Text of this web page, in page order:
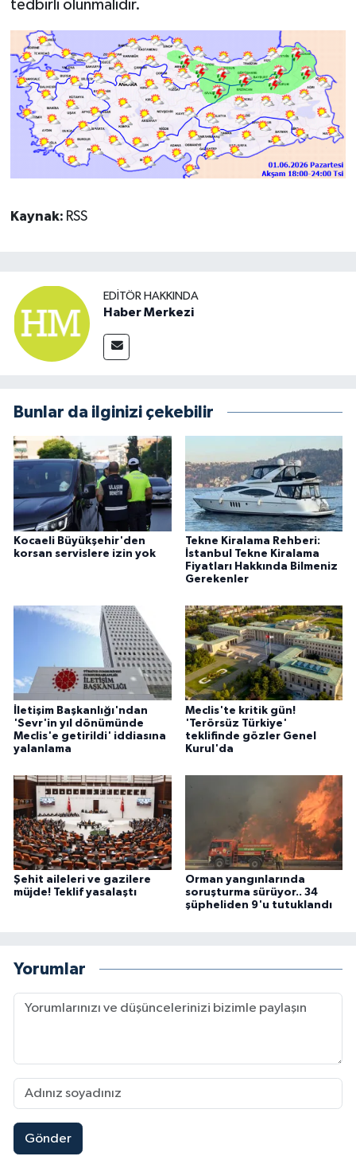
tedbirli olunmalıdır.
Kaynak: RSS
EDITÖR HAKKINDA
Haber Merkezi
Bunlar da ilginizi çekebilir
Kocaeli Büyükşehir'den
korsan servislere izin yok
Tekne Kiralama Rehberi:
İstanbul Tekne Kiralama
Fiyatları Hakkında Bilmeniz
Gerekenler
İletişim Başkanlığı'ndan
'Sevr'in yıl dönümünde
Meclis'e getirildi' iddiasına
yalanlama
Meclis'te kritik gün!
'Terörsüz Türkiye'
teklifinde gözler Genel
Kurul'da
Şehit aileleri ve gazilere
müjde! Teklif yasalaştı
Orman yangınlarında
soruşturma sürüyor.. 34
şüpheliden 9'u tutuklandı
Yorumlar
Gönder